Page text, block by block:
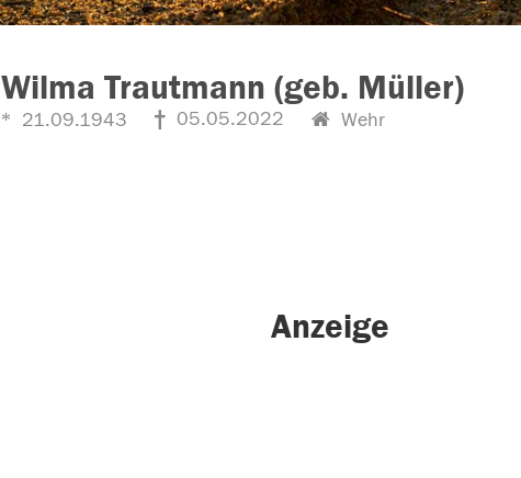
Wilma Trautmann (geb. Müller)
21.09.1943 05.05.2022 Wehr
Anzeige